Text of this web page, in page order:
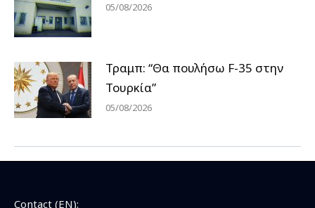
05/08/2026
Τραμπ: “Θα πουλήσω F-35 στην
Τουρκία”
05/08/2026
Contact (EN):